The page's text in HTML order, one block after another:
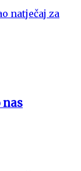
natječaj za
nas